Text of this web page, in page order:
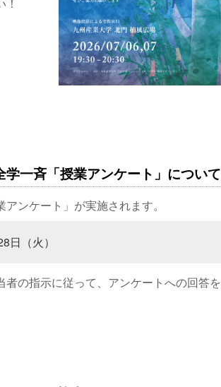
学一斉「授業アンケート」について
ンケート」が実施されます。
日（火）
者の指示に従って、アンケートへの回答を